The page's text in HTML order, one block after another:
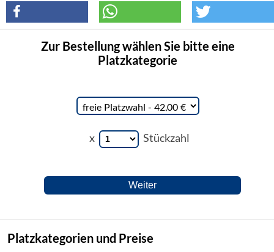
Zur Bestellung wählen Sie bitte eine
Platzkategorie
x Stückzahl
Platzkategorien und Preise